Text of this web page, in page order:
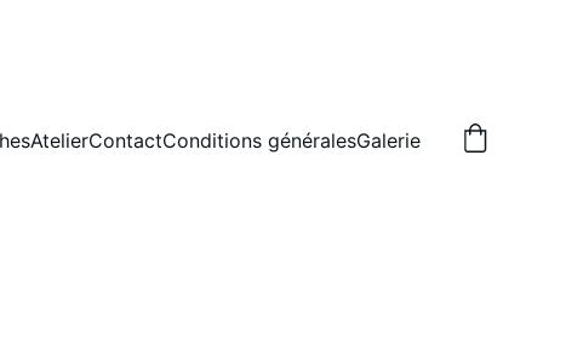
AtelierContactConditions généralesGalerie